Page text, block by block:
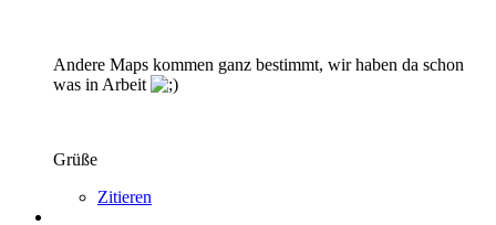
Andere Maps kommen ganz bestimmt, wir haben da schon
was in Arbeit
Grüße
Zitieren